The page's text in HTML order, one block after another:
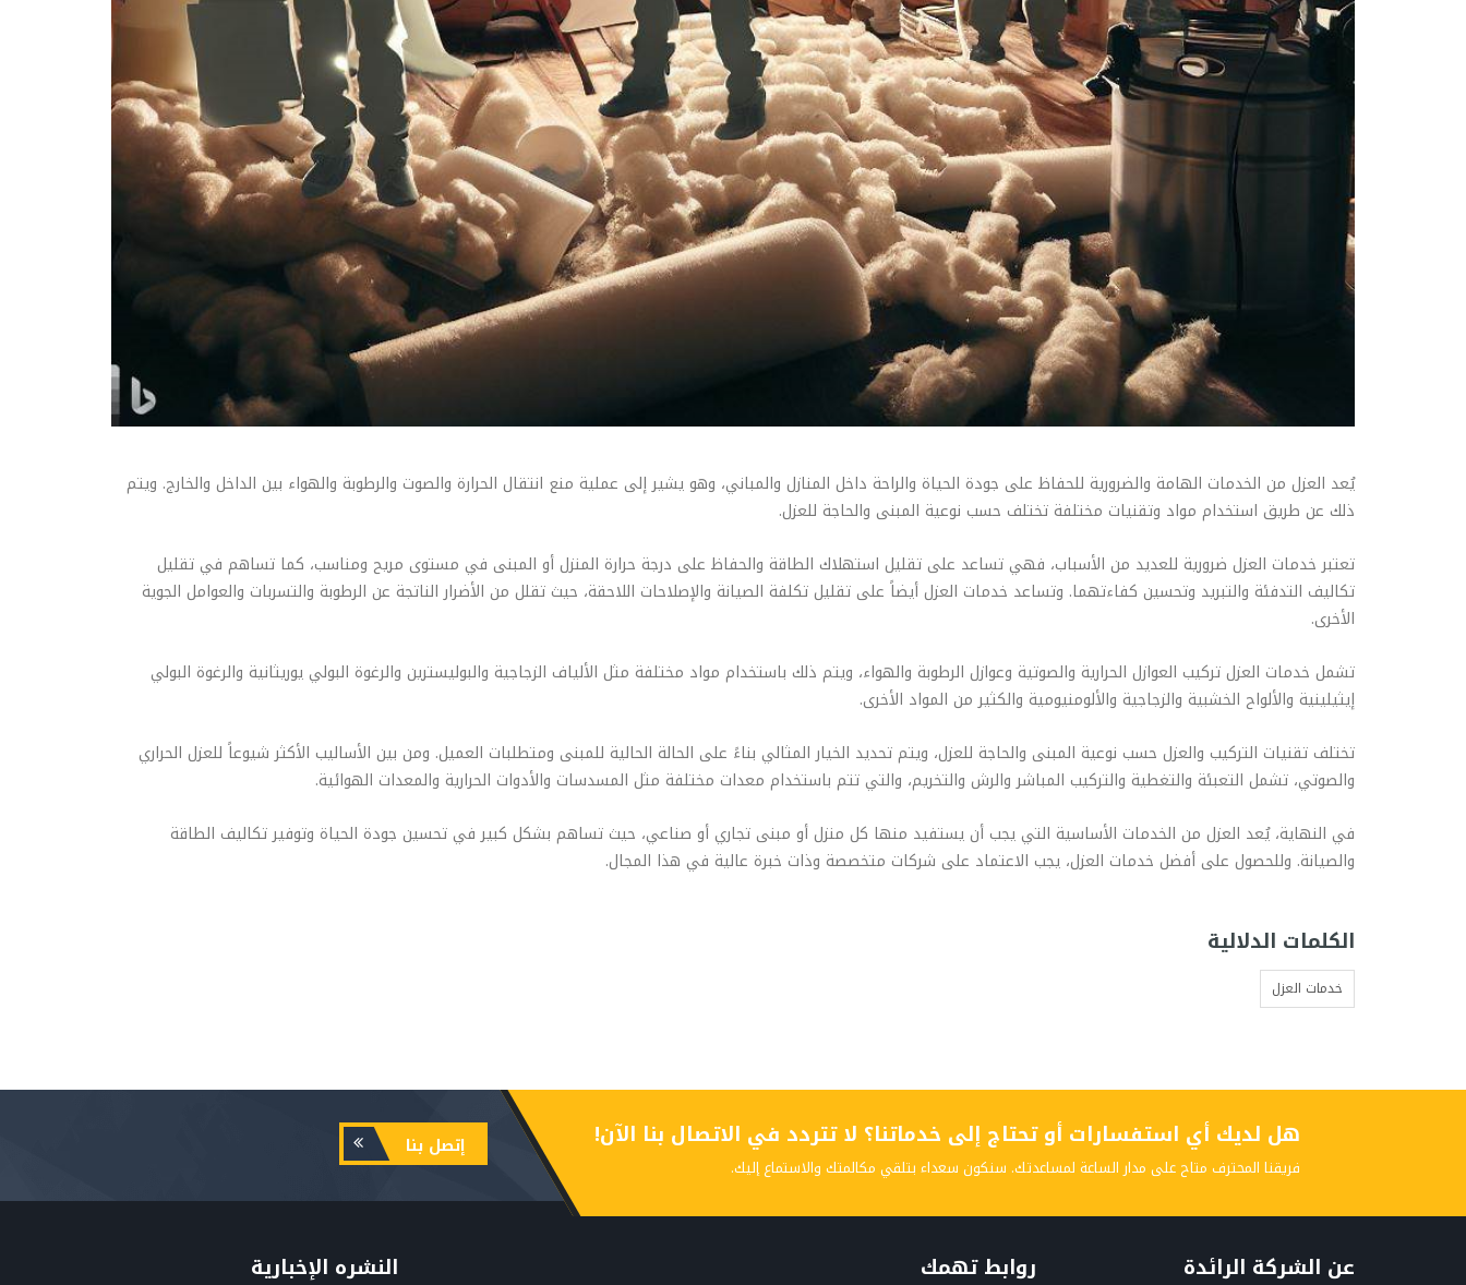
يُعد العزل من الخدمات الهامة والضرورية للحفاظ على جودة الحياة والراحة داخل المنازل والمباني، وهو يشير إلى عملية منع انتقال الحرارة والصوت والرطوبة والهواء بين الداخل والخارج. ويتم
ذلك عن طريق استخدام مواد وتقنيات مختلفة تختلف حسب نوعية المبنى والحاجة للعزل.
تعتبر خدمات العزل ضرورية للعديد من الأسباب، فهي تساعد على تقليل استهلاك الطاقة والحفاظ على درجة حرارة المنزل أو المبنى في مستوى مريح ومناسب، كما تساهم في تقليل
تكاليف التدفئة والتبريد وتحسين كفاءتهما. وتساعد خدمات العزل أيضاً على تقليل تكلفة الصيانة والإصلاحات اللاحقة، حيث تقلل من الأضرار الناتجة عن الرطوبة والتسربات والعوامل الجوية
الأخرى.
تشمل خدمات العزل تركيب العوازل الحرارية والصوتية وعوازل الرطوبة والهواء، ويتم ذلك باستخدام مواد مختلفة مثل الألياف الزجاجية والبوليسترين والرغوة البولي يوريثانية والرغوة البولي
إيثيلينية والألواح الخشبية والزجاجية والألومنيومية والكثير من المواد الأخرى.
تختلف تقنيات التركيب والعزل حسب نوعية المبنى والحاجة للعزل، ويتم تحديد الخيار المثالي بناءً على الحالة الحالية للمبنى ومتطلبات العميل. ومن بين الأساليب الأكثر شيوعاً للعزل الحراري
والصوتي، تشمل التعبئة والتغطية والتركيب المباشر والرش والتخريم، والتي تتم باستخدام معدات مختلفة مثل المسدسات والأدوات الحرارية والمعدات الهوائية.
في النهاية، يُعد العزل من الخدمات الأساسية التي يجب أن يستفيد منها كل منزل أو مبنى تجاري أو صناعي، حيث تساهم بشكل كبير في تحسين جودة الحياة وتوفير تكاليف الطاقة
والصيانة. وللحصول على أفضل خدمات العزل، يجب الاعتماد على شركات متخصصة وذات خبرة عالية في هذا المجال.
الكلمات الدلالية
خدمات العزل
هل لديك أي استفسارات أو تحتاج إلى خدماتنا؟ لا تتردد في الاتصال بنا الآن!
فريقنا المحترف متاح على مدار الساعة لمساعدتك. سنكون سعداء بتلقي مكالمتك والاستماع إليك.
إتصل بنا
عن الشركة الرائدة روابط تهمك النشره الإخبارية